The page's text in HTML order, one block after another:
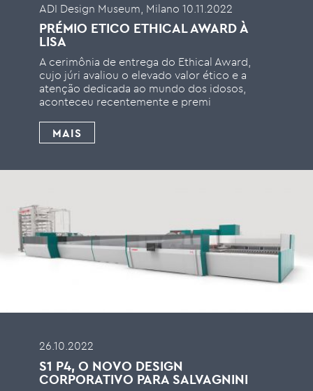
ADI Design Museum, Milano 10.11.2022
PRÉMIO ETICO ETHICAL AWARD À
LISA
A cerimônia de entrega do Ethical Award,
cujo júri avaliou o elevado valor ético e a
atenção dedicada ao mundo dos idosos,
aconteceu recentemente e premi
MAIS
26.10.2022
S1 P4, O NOVO DESIGN
CORPORATIVO PARA SALVAGNINI